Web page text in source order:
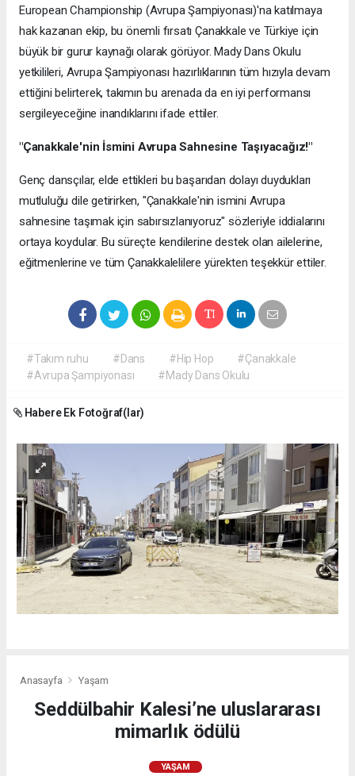
European Championship (Avrupa Şampiyonası)'na katılmaya
hak kazanan ekip, bu önemli fırsatı Çanakkale ve Türkiye için
büyük bir gurur kaynağı olarak görüyor. Mady Dans Okulu
yetkilileri, Avrupa Şampiyonası hazırlıklarının tüm hızıyla devam
ettiğini belirterek, takımın bu arenada da en iyi performansı
sergileyeceğine inandıklarını ifade ettiler.
"Çanakkale'nin İsmini Avrupa Sahnesine Taşıyacağız!"
Genç dansçılar, elde ettikleri bu başarıdan dolayı duydukları
mutluluğu dile getirirken, "Çanakkale'nin ismini Avrupa
sahnesine taşımak için sabırsızlanıyoruz" sözleriyle iddialarını
ortaya koydular. Bu süreçte kendilerine destek olan ailelerine,
eğitmenlerine ve tüm Çanakkalelilere yürekten teşekkür ettiler.
#Takım ruhu #Dans #Hip Hop
#Çanakkale
#Avrupa Şampiyonası
#Mady Dans Okulu
Habere Ek Fotoğraf(lar)
Anasayfa Yaşam
Seddülbahir Kalesi’ne uluslararası
mimarlık ödülü
YAŞAM